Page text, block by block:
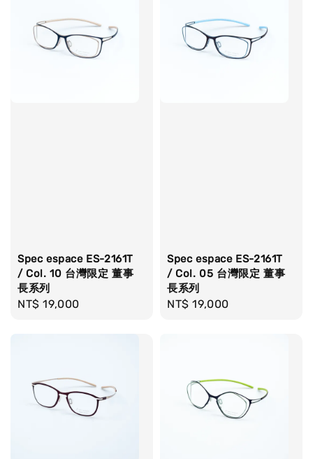
Spec espace ES-2161T
/ Col. 10 台灣限定 董事
長系列
Regular
NT$ 19,000
Spec espace ES-2161T
/ Col. 05 台灣限定 董事
長系列
Regular
NT$ 19,000